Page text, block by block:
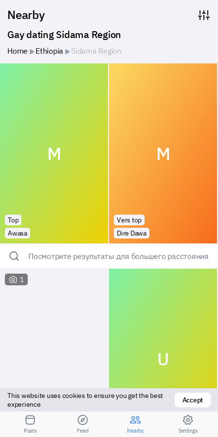
Nearby
Gay dating Sidama Region
Home Ethiopia Sidama Region
M
Top
Awasa
M
Vers top
Dire Dawa
Посмотрите результаты для большего расстояния
1
Versatile
U
This website uses cookies to ensure you get the best
experience
Accept
Posts Feed Nearby Settings